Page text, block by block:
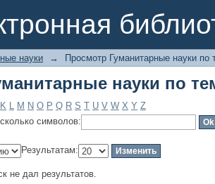
науки по
науки → Просмотр Гуманитарные науки по
науки по
K L M N O P Q R S T U V W X Y Z
символов:
Результатам:
не дал результатов.